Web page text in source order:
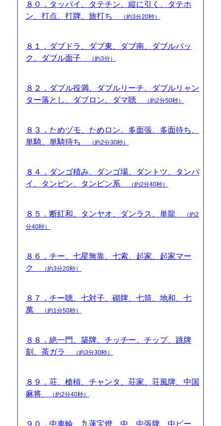
８０．タッパイ、タテチン、縦に引く、タテホ
ン、打点、打牌、旅打ち
（約3分20秒）
８１．ダブドラ、ダブ東、ダブ南、ダブルバッ
ク、ダブル面子
（約3分）
８２．ダブル役満、ダブルリーチ、ダブルリャン
ター落とし、ダブロン、ダマ聴
（約2分50秒）
８３．ためヅモ、ためロン、多面張、多面待ち、
単騎、単騎待ち
（約2分30秒）
８４．ダンゴ積み、ダンゴ場、ダントツ、タンパ
イ、タンピン、タンピン系
（約2分40秒）
８５．断紅和、タンヤオ、ダンラス、単龍
（約2
分40秒）
８６．チー、七星無靠、七索、起家、起家マー
ク
（約3分20秒）
８７．チー聴、七対子、砌牌、七筒、地和、七
萬
（約1分50秒）
８８．絶一門、築牌、チッチー、チップ、跳牌
刻、茶ガラ
（約3分30秒）
８９．荘、槍槓、チャンタ、荘家、荘風牌、中国
麻将
（約2分40秒）
９０．中車輪、九蓮宝燈、中、中張牌、中ビー